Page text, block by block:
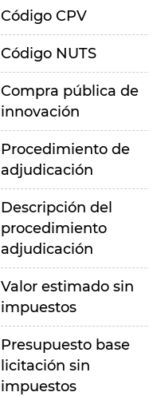
Código CPV
Código NUTS
Compra pública de
innovación
Procedimiento de
adjudicación
Descripción del
procedimiento
adjudicación
Valor estimado sin
impuestos
Presupuesto base
licitación sin
impuestos